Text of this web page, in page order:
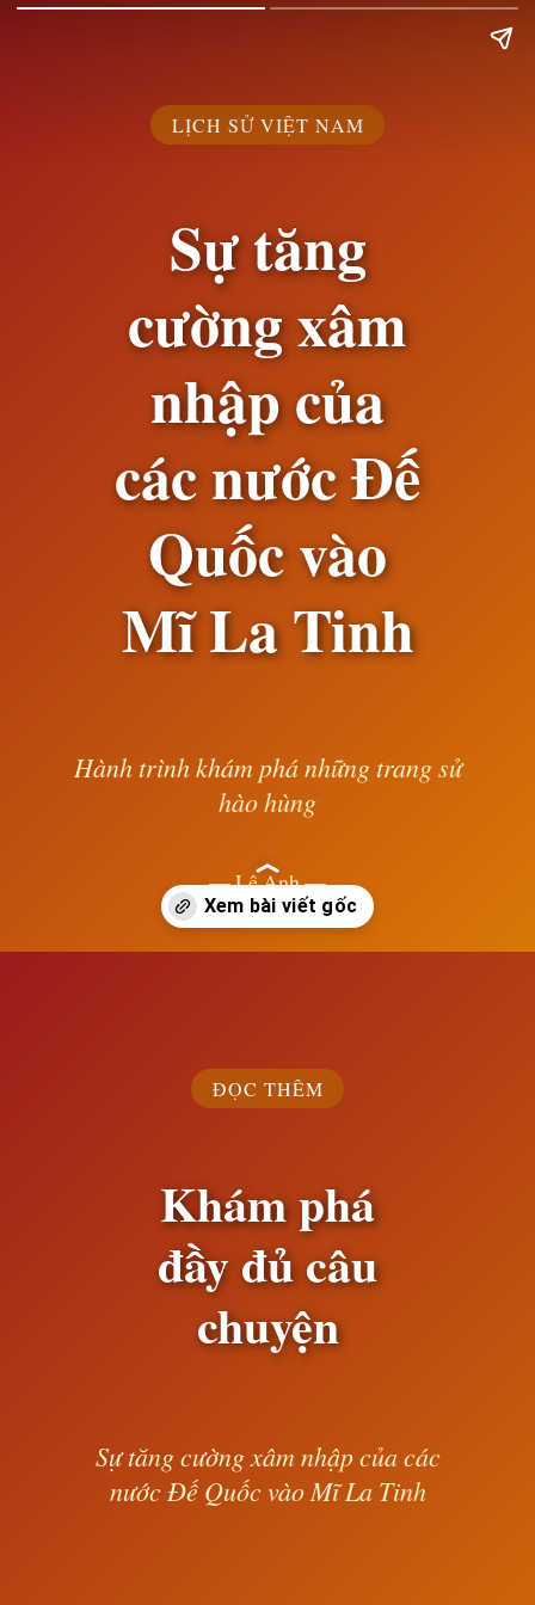
LỊCH SỬ VIỆT NAM
Sự tăng
cường xâm
nhập của
các nước Đế
Quốc vào
Mĩ La Tinh
Hành trình khám phá những trang sử
hào hùng
— Lê Anh —
ĐỌC THÊM
Khám phá
đầy đủ câu
chuyện
Sự tăng cường xâm nhập của các
nước Đế Quốc vào Mĩ La Tinh